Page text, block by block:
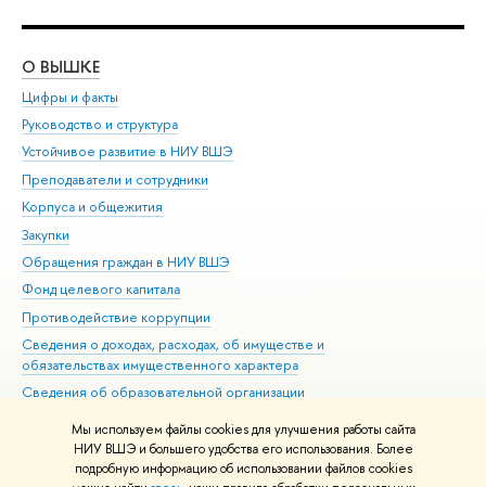
Мы используем файлы cookies для улучшения работы сайта
НИУ ВШЭ и большего удобства его использования. Более
подробную информацию об использовании файлов cookies
О ВЫШКЕ
Цифры и факты
Руководство и структура
Устойчивое развитие в НИУ ВШЭ
Преподаватели и сотрудники
Корпуса и общежития
Закупки
Обращения граждан в НИУ ВШЭ
Фонд целевого капитала
Противодействие коррупции
Сведения о доходах, расходах, об имуществе и
обязательствах имущественного характера
Сведения об образовательной организации
Людям с ограниченными возможностями здоровья
Единая платежная страница
Работа в Вышке